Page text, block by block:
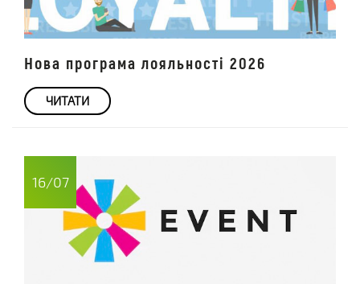
Нова програма лояльності 2026
ЧИТАТИ
16/07